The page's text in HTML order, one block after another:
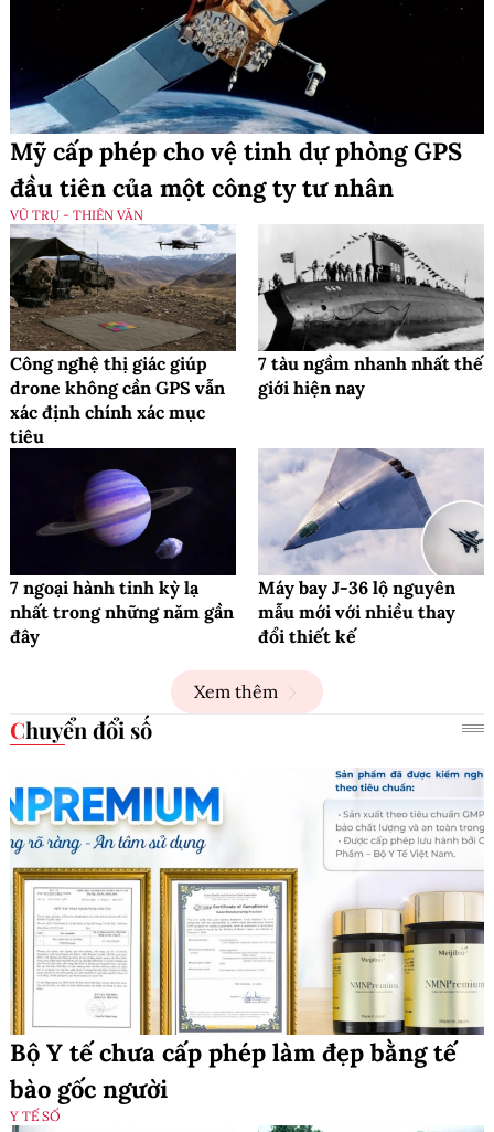
Mỹ cấp phép cho vệ tinh dự phòng GPS
đầu tiên của một công ty tư nhân
VŨ TRỤ - THIÊN VĂN
Công nghệ thị giác giúp
drone không cần GPS vẫn
xác định chính xác mục
tiêu
7 tàu ngầm nhanh nhất thế
giới hiện nay
7 ngoại hành tinh kỳ lạ
nhất trong những năm gần
đây
Máy bay J-36 lộ nguyên
mẫu mới với nhiều thay
đổi thiết kế
Xem thêm
Chuyển đổi số
Bộ Y tế chưa cấp phép làm đẹp bằng tế
bào gốc người
Y TẾ SỐ